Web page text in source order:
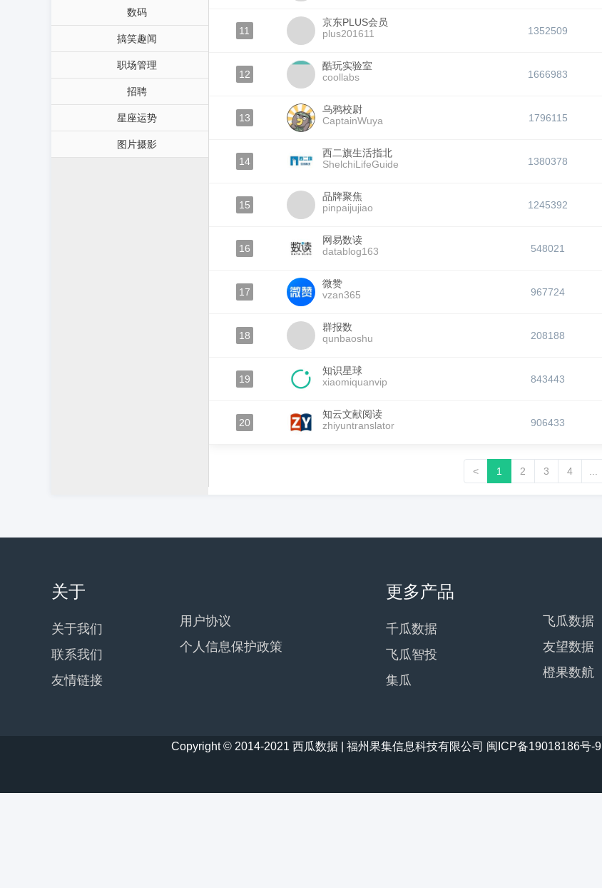
数码
搞笑趣闻
职场管理
招聘
星座运势
图片摄影
11
京东PLUS会员
plus201611
1352509
12
酷玩实验室
coollabs
1666983
13
乌鸦校尉
CaptainWuya
1796115
14
西二旗生活指北
ShelchiLifeGuide
1380378
15
品牌聚焦
pinpaijujiao
1245392
16
网易数读
datablog163
548021
17
微赞
vzan365
967724
18
群报数
qunbaoshu
208188
19
知识星球
xiaomiquanvip
843443
20
知云文献阅读
zhiyuntranslator
906433
< 1 2 3 4
关于
关于我们
联系我们
友情链接
用户协议
个人信息保护政策
更多产品
千瓜数据
飞瓜智投
集瓜
飞瓜数据
友望数据
橙果数航
Copyright © 2014-2021 西瓜数据 | 福州果集信息科技有限公司 闽ICP备19018186号-9